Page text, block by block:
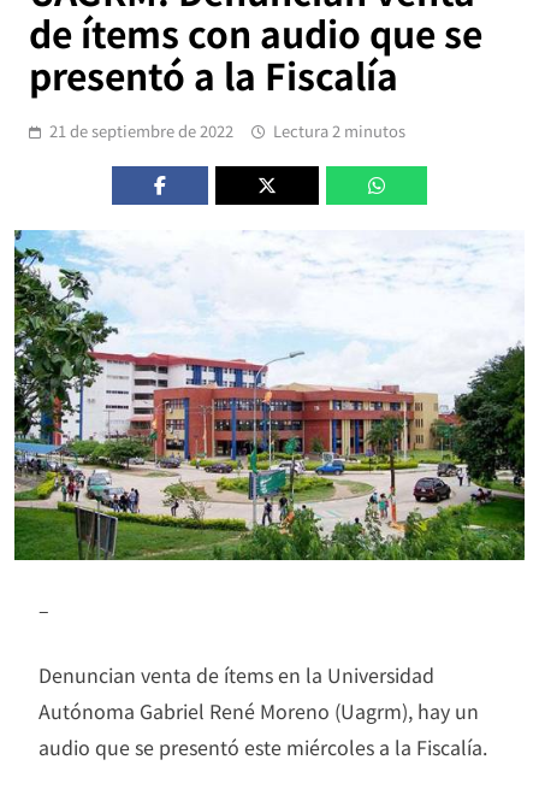
de ítems con audio que se
presentó a la Fiscalía
21 de septiembre de 2022 Lectura 2 minutos
–
Denuncian venta de ítems en la Universidad
Autónoma Gabriel René Moreno (Uagrm), hay un
audio que se presentó este miércoles a la Fiscalía.